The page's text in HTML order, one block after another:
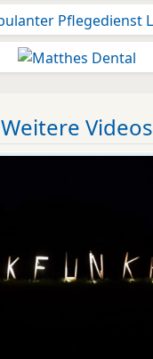
Weitere Videos